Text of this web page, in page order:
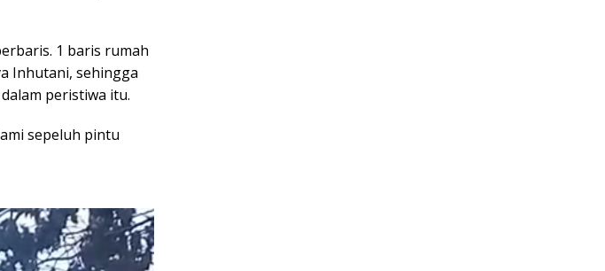
1 baris rumah
Inhutani, sehingga
peristiwa itu.
sepeluh pintu